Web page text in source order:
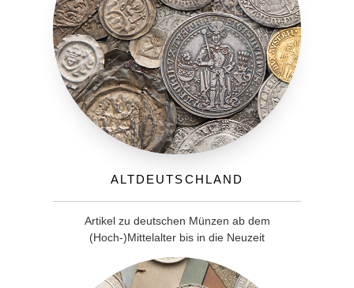
Altdeutschland
Artikel zu deutschen Münzen ab dem
(Hoch-)Mittelalter bis in die Neuzeit